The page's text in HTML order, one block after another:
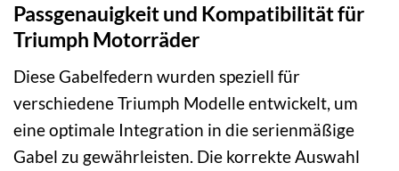
Passgenauigkeit und Kompatibilität für
Triumph Motorräder
Diese Gabelfedern wurden speziell für
verschiedene Triumph Modelle entwickelt, um
eine optimale Integration in die serienmäßige
Gabel zu gewährleisten. Die korrekte Auswahl